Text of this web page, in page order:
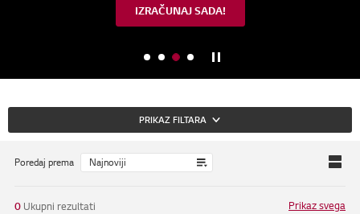
IZRAČUNAJ SADA!
M
a
n
B
a
M
a
n
B
a
M
a
n
B
a
M
a
n
B
a
Zaustavljanje
PRIKAZ FILTARA
Poredaj prema
0 Ukupni rezultati Prikaz svega